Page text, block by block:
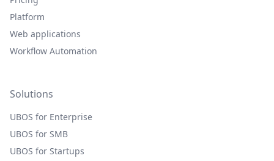
Platform
Web applications
Workflow Automation
Solutions
UBOS for Enterprise
UBOS for SMB
UBOS for Startups